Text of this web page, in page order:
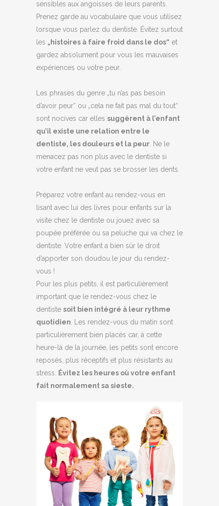
sensibles aux angoisses de leurs parents.
Prenez garde au vocabulaire que vous utilisez
lorsque vous parlez du dentiste. Évitez surtout
les „histoires à faire froid dans le dos“ et
gardez absolument pour vous les mauvaises
expériences ou votre peur.
Les phrases du genre „tu n’as pas besoin
d’avoir peur“ ou „cela ne fait pas mal du tout“
sont nocives car elles suggèrent à l’enfant
qu’il existe une relation entre le
dentiste, les douleurs et la peur . Ne le
menacez pas non plus avec le dentiste si
votre enfant ne veut pas se brosser les dents.
Préparez votre enfant au rendez-vous en
lisant avec lui des livres pour enfants sur la
visite chez le dentiste ou jouez avec sa
poupée préférée ou sa peluche qui va chez le
dentiste. Votre enfant a bien sûr le droit
d’apporter son doudou le jour du rendez-
vous !
Pour les plus petits, il est particulièrement
important que le rendez-vous chez le
dentiste soit bien intégré à leur rythme
quotidien . Les rendez-vous du matin sont
particulièrement bien placés car, à cette
heure-là de la journée, les petits sont encore
reposés, plus réceptifs et plus résistants au
stress.
Évitez les heures où votre enfant
fait normalement sa sieste.